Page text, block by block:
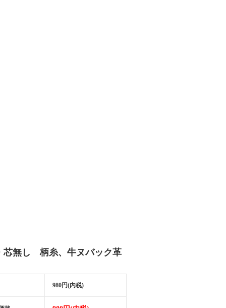
芯無し 柄糸、牛ヌバック革
980円(内税)